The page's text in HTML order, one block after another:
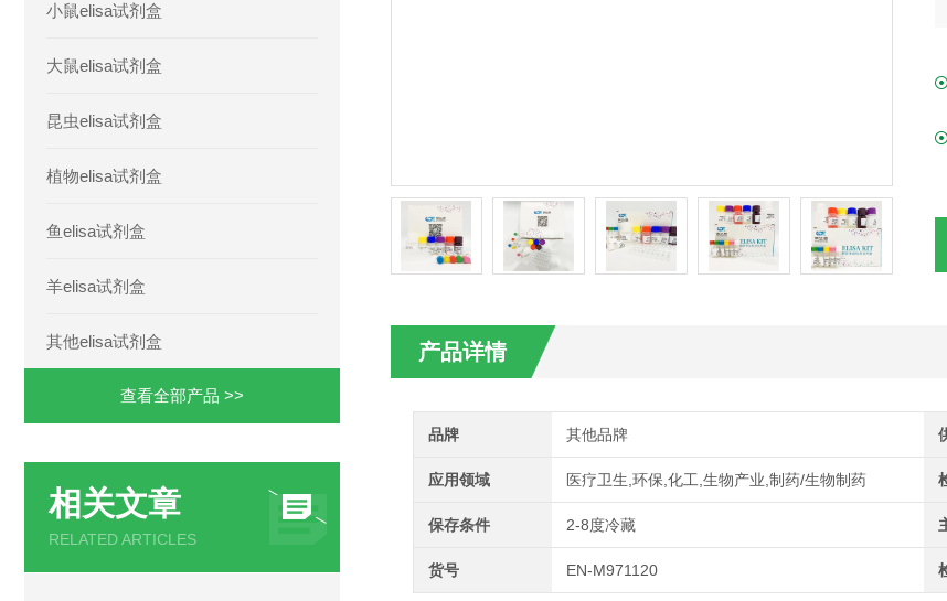
小鼠elisa试剂盒
大鼠elisa试剂盒
昆虫elisa试剂盒
植物elisa试剂盒
鱼elisa试剂盒
羊elisa试剂盒
其他elisa试剂盒
查看全部产品 >>
相关文章
RELATED ARTICLES
产品详情
品牌 其他品牌
应用领域 医疗卫生,环保,化工,生物产业,制药/生物制药
保存条件 2-8度冷藏
货号 EN-M971120